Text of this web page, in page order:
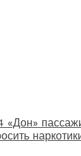
«Дон»